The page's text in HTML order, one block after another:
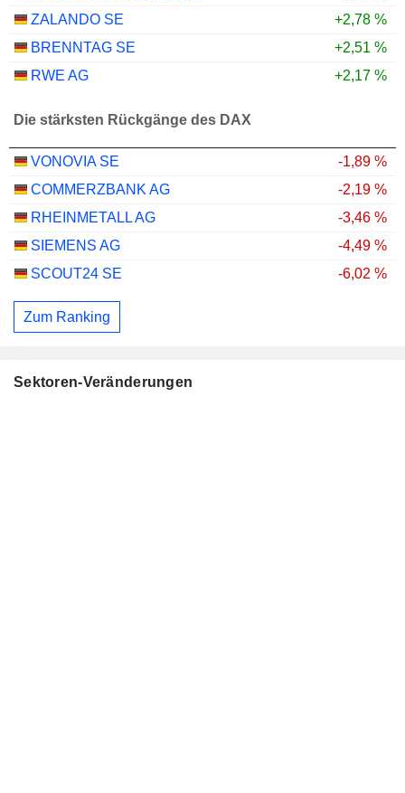
ZALANDO SE
+2,78 %
BRENNTAG SE
+2,51 %
RWE AG
+2,17 %
Die stärksten Rückgänge des DAX
VONOVIA SE
-1,89 %
COMMERZBANK AG
-2,19 %
RHEINMETALL AG
-3,46 %
SIEMENS AG
-4,49 %
SCOUT24 SE
-6,02 %
Zum Ranking
Sektoren-Veränderungen